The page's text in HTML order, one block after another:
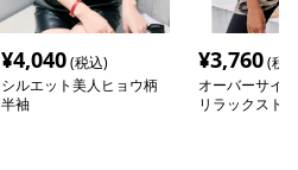
¥4,040(税込)
シルエット美人ヒョウ柄
半袖
¥3,760(税
オーバーサイ
リラックスト